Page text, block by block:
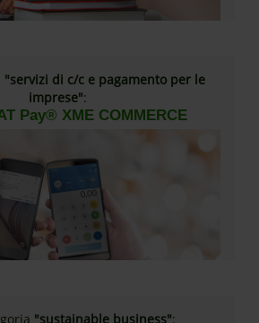
"servizi di c/c e pagamento per le
imprese":
Pay® XME COMMERCE
"sustainable business":